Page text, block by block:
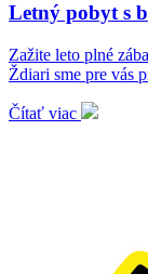
Letný pobyt s
Zažite leto plné
Ždiari sme pre vás
Čítať viac